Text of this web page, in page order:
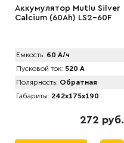
Аккумулятор Mutlu Silver
Calcium (60Ah) LS2-60F
Емкость: 60 А/ч
Пусковой ток: 520 А
Полярность: Обратная
Габариты: 242x175x190
272 руб.